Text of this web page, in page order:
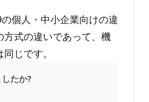
個人・中小企業向けの違
方式の違いであって、機
じです。
たか?